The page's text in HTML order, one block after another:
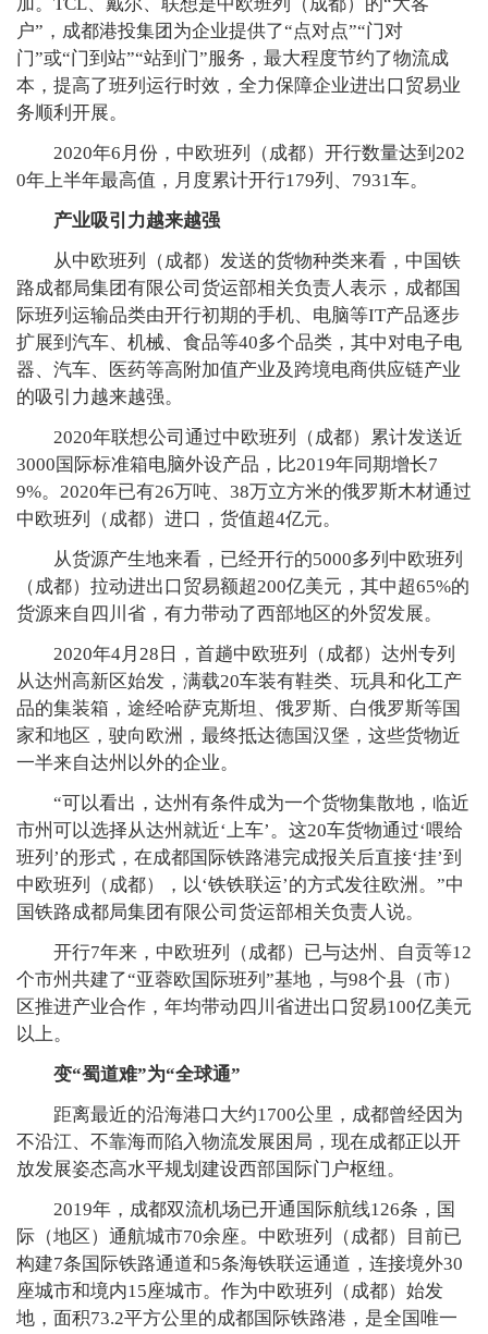
户”，成都港投集团为企业提供了“点对点”“门对
门”或“门到站”“站到门”服务，最大程度节约了物流成
本，提高了班列运行时效，全力保障企业进出口贸易业
务顺利开展。
2020年6月份，中欧班列（成都）开行数量达到202
0年上半年最高值，月度累计开行179列、7931车。
产业吸引力越来越强
从中欧班列（成都）发送的货物种类来看，中国铁
路成都局集团有限公司货运部相关负责人表示，成都国
际班列运输品类由开行初期的手机、电脑等IT产品逐步
扩展到汽车、机械、食品等40多个品类，其中对电子电
器、汽车、医药等高附加值产业及跨境电商供应链产业
的吸引力越来越强。
2020年联想公司通过中欧班列（成都）累计发送近
3000国际标准箱电脑外设产品，比2019年同期增长7
9%。2020年已有26万吨、38万立方米的俄罗斯木材通过
中欧班列（成都）进口，货值超4亿元。
从货源产生地来看，已经开行的5000多列中欧班列
（成都）拉动进出口贸易额超200亿美元，其中超65%的
货源来自四川省，有力带动了西部地区的外贸发展。
2020年4月28日，首趟中欧班列（成都）达州专列
从达州高新区始发，满载20车装有鞋类、玩具和化工产
品的集装箱，途经哈萨克斯坦、俄罗斯、白俄罗斯等国
家和地区，驶向欧洲，最终抵达德国汉堡，这些货物近
一半来自达州以外的企业。
“可以看出，达州有条件成为一个货物集散地，临近
市州可以选择从达州就近‘上车’。这20车货物通过‘喂给
班列’的形式，在成都国际铁路港完成报关后直接‘挂’到
中欧班列（成都），以‘铁铁联运’的方式发往欧洲。”中
国铁路成都局集团有限公司货运部相关负责人说。
开行7年来，中欧班列（成都）已与达州、自贡等12
个市州共建了“亚蓉欧国际班列”基地，与98个县（市）
区推进产业合作，年均带动四川省进出口贸易100亿美元
以上。
变“蜀道难”为“全球通”
距离最近的沿海港口大约1700公里，成都曾经因为
不沿江、不靠海而陷入物流发展困局，现在成都正以开
放发展姿态高水平规划建设西部国际门户枢纽。
2019年，成都双流机场已开通国际航线126条，国
际（地区）通航城市70余座。中欧班列（成都）目前已
构建7条国际铁路通道和5条海铁联运通道，连接境外30
座城市和境内15座城市。作为中欧班列（成都）始发
地，面积73.2平方公里的成都国际铁路港，是全国唯一